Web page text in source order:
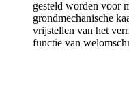
gesteld worden voor
grondmechanische
vrijstellen van het
functie van